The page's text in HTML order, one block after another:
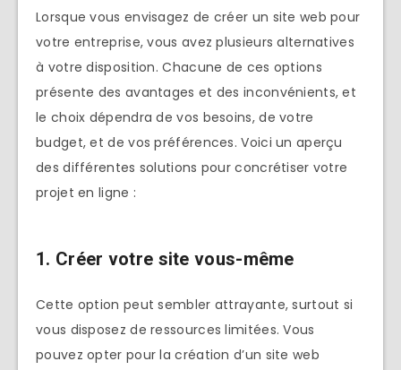
Lorsque vous envisagez de créer un site web pour
votre entreprise, vous avez plusieurs alternatives
à votre disposition. Chacune de ces options
présente des avantages et des inconvénients, et
le choix dépendra de vos besoins, de votre
budget, et de vos préférences. Voici un aperçu
des différentes solutions pour concrétiser votre
projet en ligne :
1. Créer votre site vous-même
Cette option peut sembler attrayante, surtout si
vous disposez de ressources limitées. Vous
pouvez opter pour la création d’un site web